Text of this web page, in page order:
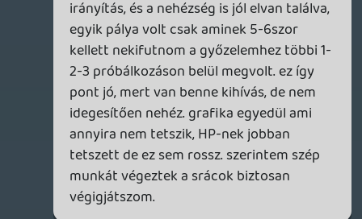
alf22 2012.11.18 19:07:50 #011jq
Nemtom mi van, de a demo egyre jobban
tetszik. Köszönhető annak,hogy
megláttam havarom leszorított
időeredményben és most kihívást kaptam.
Meg megláttam a Blacklistet is.
Jobban elkezdtem körülnézni. Eddig csak
átsiklottam a sok menuszöveg felett.
Lehet elöbb szerzem be mint gondolnám.
2012.11.18 13:43:33